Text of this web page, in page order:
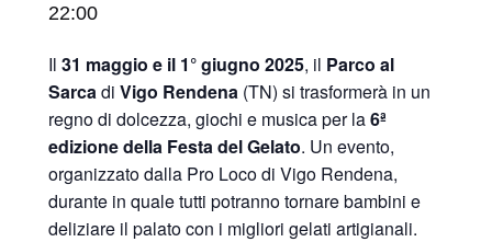
22:00
Il 31 maggio e il 1° giugno 2025, il Parco al
Sarcadi Vigo Rendena (TN) si trasformerà in un
regno di dolcezza, giochi e musica per la6ª
edizione della Festa del Gelato. Un evento,
organizzato dalla Pro Loco di Vigo Rendena,
durante in quale tutti potranno tornare bambini e
deliziare il palato con i migliori gelati artigianali.